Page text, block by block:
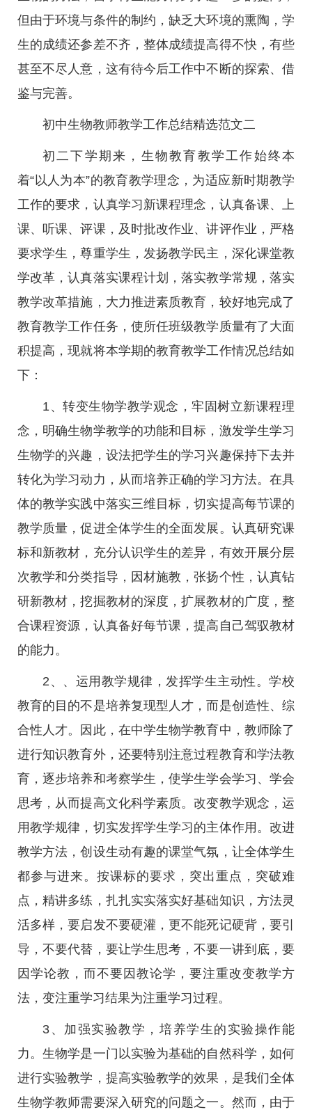
但由于环境与条件的制约，缺乏大环境的熏陶，学
生的成绩还参差不齐，整体成绩提高得不快，有些
甚至不尽人意，这有待今后工作中不断的探索、借
鉴与完善。
初中生物教师教学工作总结精选范文二
初二下学期来，生物教育教学工作始终本
着“以人为本”的教育教学理念，为适应新时期教学
工作的要求，认真学习新课程理念，认真备课、上
课、听课、评课，及时批改作业、讲评作业，严格
要求学生，尊重学生，发扬教学民主，深化课堂教
学改革，认真落实课程计划，落实教学常规，落实
教学改革措施，大力推进素质教育，较好地完成了
教育教学工作任务，使所任班级教学质量有了大面
积提高，现就将本学期的教育教学工作情况总结如
下：
1、转变生物学教学观念，牢固树立新课程理
念，明确生物学教学的功能和目标，激发学生学习
生物学的兴趣，设法把学生的学习兴趣保持下去并
转化为学习动力，从而培养正确的学习方法。在具
体的教学实践中落实三维目标，切实提高每节课的
教学质量，促进全体学生的全面发展。认真研究课
标和新教材，充分认识学生的差异，有效开展分层
次教学和分类指导，因材施教，张扬个性，认真钻
研新教材，挖掘教材的深度，扩展教材的广度，整
合课程资源，认真备好每节课，提高自己驾驭教材
的能力。
2、、运用教学规律，发挥学生主动性。学校
教育的目的不是培养复现型人才，而是创造性、综
合性人才。因此，在中学生物学教育中，教师除了
进行知识教育外，还要特别注意过程教育和学法教
育，逐步培养和考察学生，使学生学会学习、学会
思考，从而提高文化科学素质。改变教学观念，运
用教学规律，切实发挥学生学习的主体作用。改进
教学方法，创设生动有趣的课堂气氛，让全体学生
都参与进来。按课标的要求，突出重点，突破难
点，精讲多练，扎扎实实落实好基础知识，方法灵
活多样，要启发不要硬灌，更不能死记硬背，要引
导，不要代替，要让学生思考，不要一讲到底，要
因学论教，而不要因教论学，要注重改变教学方
法，变注重学习结果为注重学习过程。
3、加强实验教学，培养学生的实验操作能
力。生物学是一门以实验为基础的自然科学，如何
进行实验教学，提高实验教学的效果，是我们全体
生物学教师需要深入研究的问题之一。然而，由于